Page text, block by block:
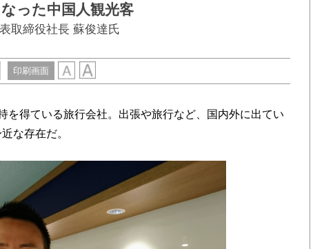
った中国人観光客
取締役社長 蘇俊達氏
印刷画面
得ている旅行会社。出張や旅行など、国内外に出てい
な存在だ。